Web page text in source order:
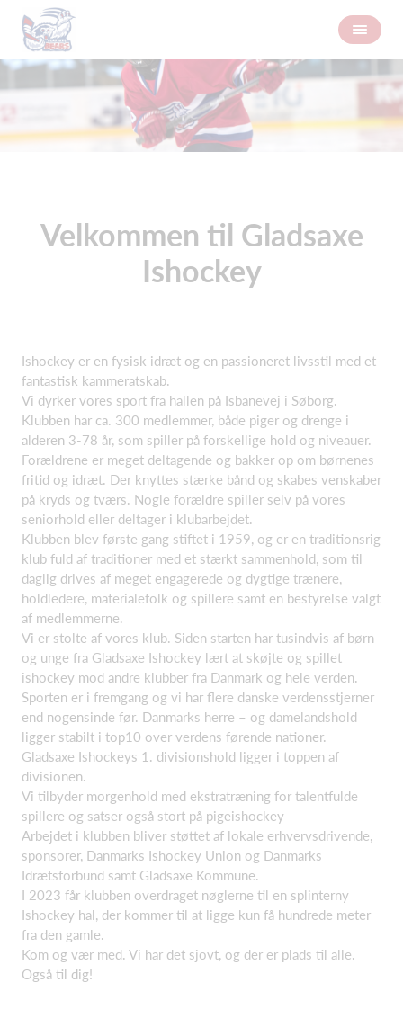
Velkommen til Gladsaxe
Ishockey
Ishockey er en fysisk idræt og en passioneret livsstil med et
fantastisk kammeratskab.
Vi dyrker vores sport fra hallen på Isbanevej i Søborg.
Klubben har ca. 300 medlemmer, både piger og drenge i
alderen 3-78 år, som spiller på forskellige hold og niveauer.
Forældrene er meget deltagende og bakker op om børnenes
fritid og idræt. Der knyttes stærke bånd og skabes venskaber
på kryds og tværs. Nogle forældre spiller selv på vores
seniorhold eller deltager i klubarbejdet.
Klubben blev første gang stiftet i 1959, og er en traditionsrig
klub fuld af traditioner med et stærkt sammenhold, som til
daglig drives af meget engagerede og dygtige trænere,
holdledere, materialefolk og spillere samt en bestyrelse valgt
af medlemmerne.
Vi er stolte af vores klub. Siden starten har tusindvis af børn
og unge fra Gladsaxe Ishockey lært at skøjte og spillet
ishockey mod andre klubber fra Danmark og hele verden.
Sporten er i fremgang og vi har flere danske verdensstjerner
end nogensinde før. Danmarks herre – og damelandshold
ligger stabilt i top10 over verdens førende nationer.
Gladsaxe Ishockeys 1. divisionshold ligger i toppen af
divisionen.
Vi tilbyder morgenhold med ekstratræning for talentfulde
spillere og satser også stort på pigeishockey
Arbejdet i klubben bliver støttet af lokale erhvervsdrivende,
sponsorer, Danmarks Ishockey Union og Danmarks
Idrætsforbund samt Gladsaxe Kommune.
I 2023 får klubben overdraget nøglerne til en splinterny
Ishockey hal, der kommer til at ligge kun få hundrede meter
fra den gamle.
Kom og vær med. Vi har det sjovt, og der er plads til alle.
Også til dig!